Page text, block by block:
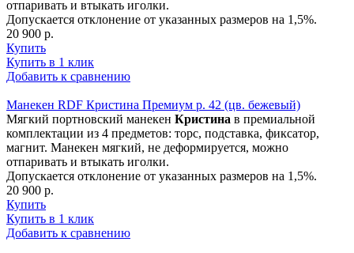
отпаривать и втыкать иголки.
Допускается отклонение от указанных размеров на 1,5%.
20 900 р.
Купить
Купить в 1 клик
Добавить к сравнению
Манекен RDF Кристина Премиум р. 42 (цв. бежевый)
Мягкий портновский манекен Кристина в премиальной
комплектации из 4 предметов: торс, подставка, фиксатор,
магнит. Манекен мягкий, не деформируется, можно
отпаривать и втыкать иголки.
Допускается отклонение от указанных размеров на 1,5%.
20 900 р.
Купить
Купить в 1 клик
Добавить к сравнению